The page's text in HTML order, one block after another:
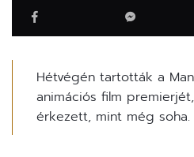
Hétvégén tartották a
animációs film
érkezett, mint még soha.